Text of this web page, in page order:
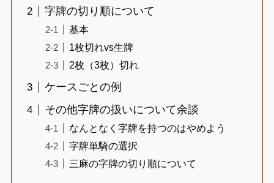
字牌の切り順について
基本
1枚切れvs生牌
2枚（3枚）切れ
ケースごとの例
その他字牌の扱いについて余談
なんとなく字牌を持つのはやめよう
字牌単騎の選択
三麻の字牌の切り順について